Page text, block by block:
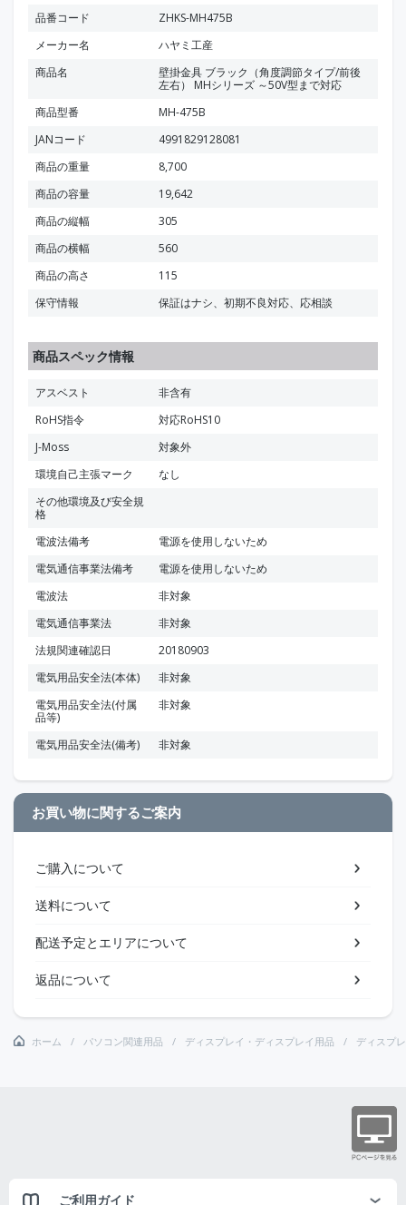
品番コード
ZHKS-MH475B
メーカー名
ハヤミ工産
商品名
壁掛金具 ブラック（角度調節タイプ/前後
左右） MHシリーズ ～50V型まで対応
商品型番
MH-475B
JANコード
4991829128081
商品の重量
8,700
商品の容量
19,642
商品の縦幅
305
商品の横幅
560
商品の高さ
115
保守情報
保証はナシ、初期不良対応、応相談
商品スペック情報
アスベスト
非含有
RoHS指令
対応RoHS10
J-Moss
対象外
環境自己主張マーク
なし
その他環境及び安全規
格
電波法備考
電源を使用しないため
電気通信事業法備考
電源を使用しないため
電波法
非対象
電気通信事業法
非対象
法規関連確認日
20180903
電気用品安全法(本体)
非対象
電気用品安全法(付属
品等)
非対象
電気用品安全法(備考) 非対象
お買い物に関するご案内
ご購入について
送料について
配送予定とエリアについて
返品について
ホーム パソコン関連用品 ディスプレイ・ディスプレイ用品 ディスプ
ご利用ガイド